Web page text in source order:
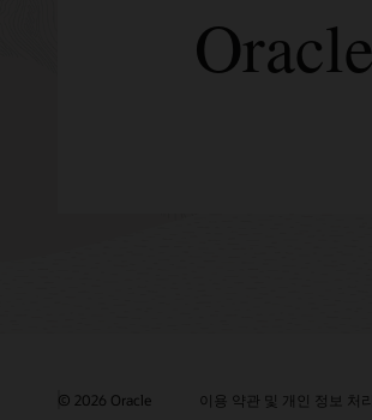
© 2026 Oracle 이용 약관 및 개인 정보 처